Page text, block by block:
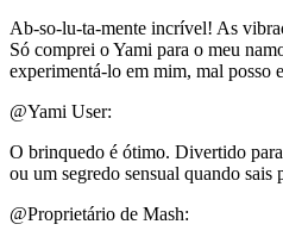
Ab-so-lu-ta-mente incrível! As
Só comprei o Yami para o meu
experimentá-lo em mim, mal posso
@Yami User:
O brinquedo é ótimo. Divertido
ou um segredo sensual quando sais
@Proprietário de Mash: